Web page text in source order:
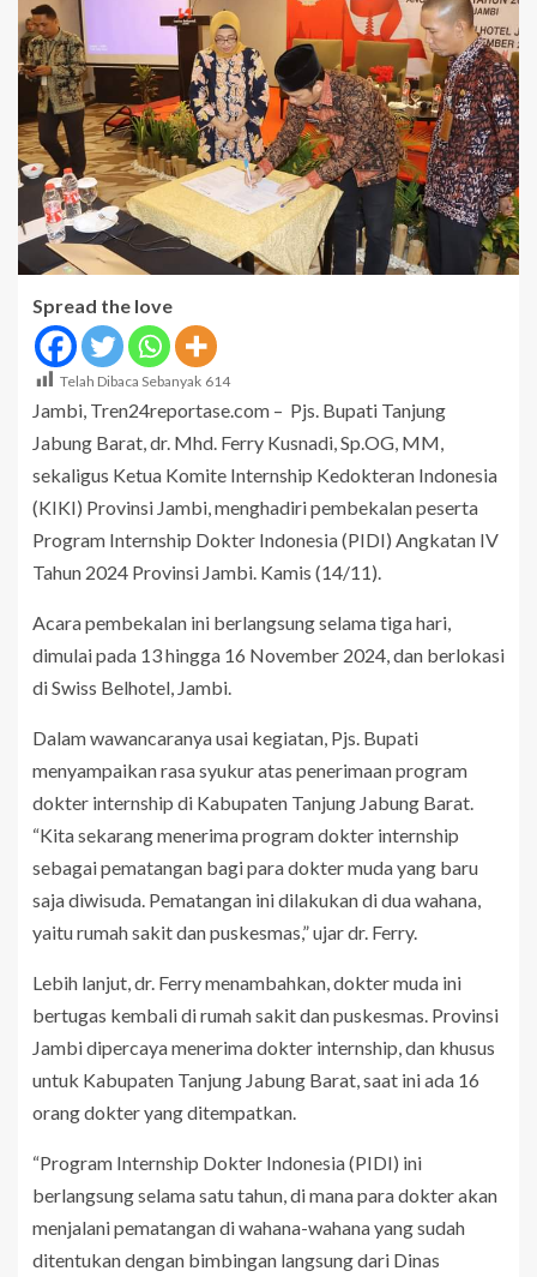
Spread the love
Telah Dibaca Sebanyak 614
Jambi, Tren24reportase.com – Pjs. Bupati Tanjung
Jabung Barat, dr. Mhd. Ferry Kusnadi, Sp.OG, MM,
sekaligus Ketua Komite Internship Kedokteran Indonesia
(KIKI) Provinsi Jambi, menghadiri pembekalan peserta
Program Internship Dokter Indonesia (PIDI) Angkatan IV
Tahun 2024 Provinsi Jambi. Kamis (14/11).
Acara pembekalan ini berlangsung selama tiga hari,
dimulai pada 13 hingga 16 November 2024, dan berlokasi
di Swiss Belhotel, Jambi.
Dalam wawancaranya usai kegiatan, Pjs. Bupati
menyampaikan rasa syukur atas penerimaan program
dokter internship di Kabupaten Tanjung Jabung Barat.
“Kita sekarang menerima program dokter internship
sebagai pematangan bagi para dokter muda yang baru
saja diwisuda. Pematangan ini dilakukan di dua wahana,
yaitu rumah sakit dan puskesmas,” ujar dr. Ferry.
Lebih lanjut, dr. Ferry menambahkan, dokter muda ini
bertugas kembali di rumah sakit dan puskesmas. Provinsi
Jambi dipercaya menerima dokter internship, dan khusus
untuk Kabupaten Tanjung Jabung Barat, saat ini ada 16
orang dokter yang ditempatkan.
“Program Internship Dokter Indonesia (PIDI) ini
berlangsung selama satu tahun, di mana para dokter akan
menjalani pematangan di wahana-wahana yang sudah
ditentukan dengan bimbingan langsung dari Dinas